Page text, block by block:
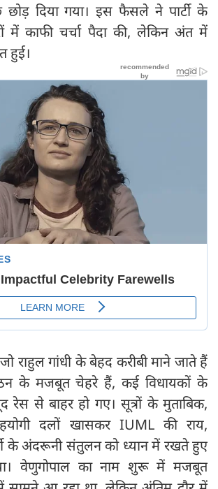
छोड़ दिया गया। इस फैसले ने पार्टी के
में काफी चर्चा पैदा की, लेकिन अंत में
हुई।
राहुल गांधी के बेहद करीबी माने जाते हैं
के मजबूत चेहरे हैं, कई विधायकों के
रेस से बाहर हो गए। सूत्रों के मुताबिक,
दलों खासकर IUML की राय,
के अंदरूनी संतुलन को ध्यान में रखते हुए
वेणुगोपाल का नाम शुरू में मजबूत